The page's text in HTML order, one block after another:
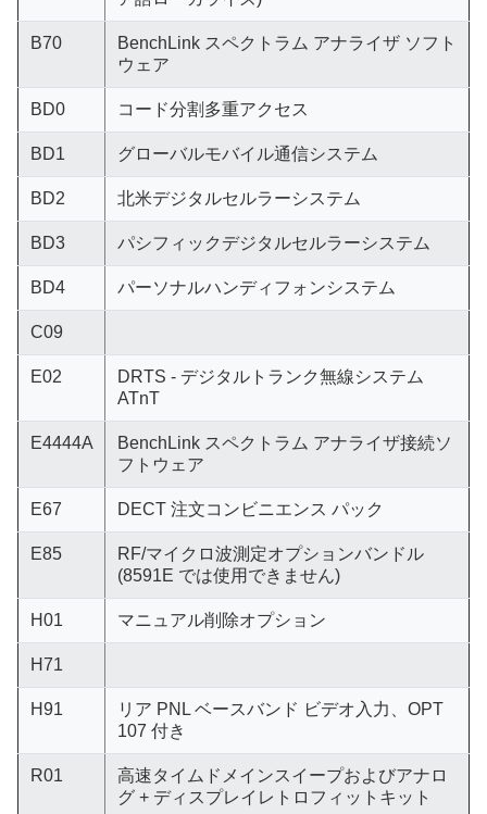
B70
BenchLink スペクトラム アナライザ ソフト
ウェア
BD0 コード分​​割多重アクセス
BD1 グローバルモバイル通信システム
BD2 北米デジタルセルラーシステム
BD3 パシフィックデジタルセルラーシステム
BD4 パーソナルハンディフォンシステム
C09
E02
DRTS - デジタルトランク無線システム
ATnT
E4444A
BenchLink スペクトラム アナライザ接続ソ
フトウェア
E67 DECT 注文コンビニエンス パック
E85
RF/マイクロ波測定オプションバンドル
(8591E では使用できません)
H01 マニュアル削除オプション
H71
H91
リア PNL ベースバンド ビデオ入力、OPT
107 付き
R01
高速タイムドメインスイープおよびアナロ
グ + ディスプレイレトロフィットキット